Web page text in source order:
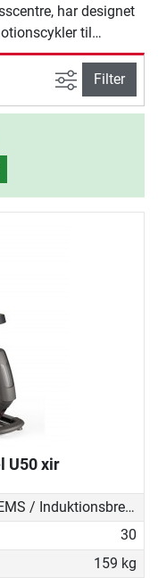
har designet
til
Matrix
får du en robust
i høj kvalitet med
design, der
Avanceret
Filter
U50 xir
EMS / Induktionsbremse
30
159 kg